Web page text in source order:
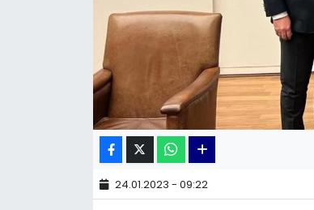
24.01.2023 - 09:22
TEKNOLOJİ